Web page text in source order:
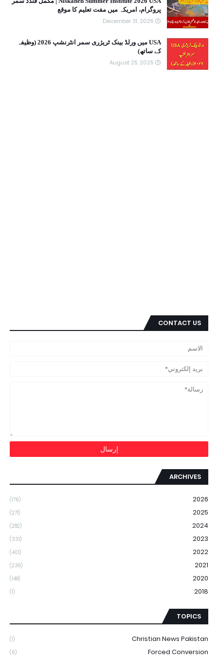
پروگرام، امریکہ میں مفت تعلیم کا موقع
December 31, 2025
USA میں ورلڈ بینک ٹریژری سمر انٹرنشپ 2026 (وظیفہ
کے ساتھ)
August 25, 2025
CONTACT US
ARCHIVES
2026
(176)
2025
(271)
2024
(282)
2023
(331)
2022
(401)
2021
(239)
2020
(148)
2018
(1)
TOPICS
Christian News Pakistan
(1)
Forced Conversion
(6)